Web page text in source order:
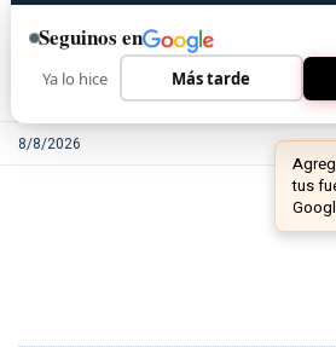
8/8/2026
Seguinos en
Ya lo hice Más tarde